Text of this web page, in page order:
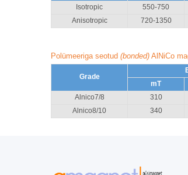
Isotropic
550-750
Anisotropic
720-1350
Polümeeriga seotud (bonded) AlNiCo
Grade
mT
Alnico7/8
310
Alnico8/10
340